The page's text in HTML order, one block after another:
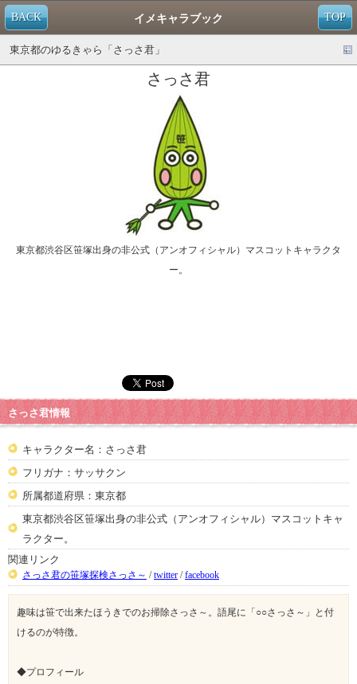
TOP
BACK イメキャラブック
東京都のゆるきゃら「さっさ君」
さっさ君
東京都渋谷区笹塚出身の非公式（アンオフィシャル）マスコットキャラクタ
ー。
さっさ君情報
キャラクター名：さっさ君
フリガナ：サッサクン
所属都道府県：東京都
東京都渋谷区笹塚出身の非公式（アンオフィシャル）マスコットキャ
ラクター。
関連リンク
さっさ君の笹塚探検さっさ～ /twitter /facebook
趣味は笹で出来たほうきでのお掃除さっさ～。語尾に「○○さっさ～」と付
けるのが特徴。
◆プロフィール